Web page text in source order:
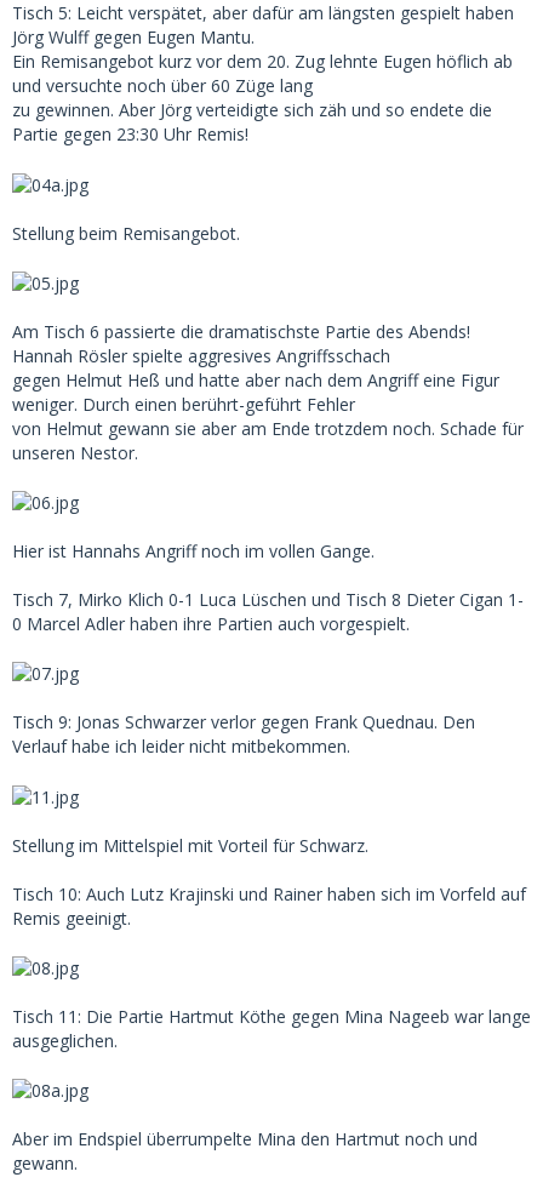
Tisch 5: Leicht verspätet, aber dafür am längsten gespielt haben
Jörg Wulff gegen Eugen Mantu.
Ein Remisangebot kurz vor dem 20. Zug lehnte Eugen höflich ab
und versuchte noch über 60 Züge lang
zu gewinnen. Aber Jörg verteidigte sich zäh und so endete die
Partie gegen 23:30 Uhr Remis!
Stellung beim Remisangebot.
Am Tisch 6 passierte die dramatischste Partie des Abends!
Hannah Rösler spielte aggresives Angriffsschach
gegen Helmut Heß und hatte aber nach dem Angriff eine Figur
weniger. Durch einen berührt-geführt Fehler
von Helmut gewann sie aber am Ende trotzdem noch. Schade für
unseren Nestor.
Hier ist Hannahs Angriff noch im vollen Gange.
Tisch 7, Mirko Klich 0-1 Luca Lüschen und Tisch 8 Dieter Cigan 1-
0 Marcel Adler haben ihre Partien auch vorgespielt.
Tisch 9: Jonas Schwarzer verlor gegen Frank Quednau. Den
Verlauf habe ich leider nicht mitbekommen.
Stellung im Mittelspiel mit Vorteil für Schwarz.
Tisch 10: Auch Lutz Krajinski und Rainer haben sich im Vorfeld auf
Remis geeinigt.
Tisch 11: Die Partie Hartmut Köthe gegen Mina Nageeb war lange
ausgeglichen.
Aber im Endspiel überrumpelte Mina den Hartmut noch und
gewann.